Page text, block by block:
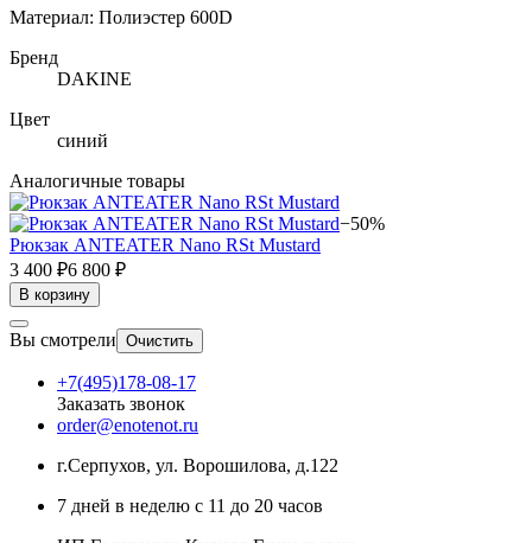
Материал: Полиэстер 600D
Бренд
DAKINE
Цвет
синий
Аналогичные товары
−50%
Рюкзак ANTEATER Nano RSt Mustard
3 400 ₽6 800 ₽
В корзину
Вы смотрели Очистить
+7(495)178-08-17
Заказать звонок
order@enotenot.ru
г.Серпухов, ул. Ворошилова, д.122
7 дней в неделю с 11 до 20 часов